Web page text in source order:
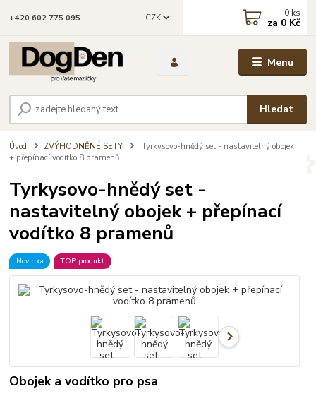
Menu
CZK
Hledat
+420 602 775 095 0 ks
za 0 Kč
Úvod ZVÝHODNĚNÉ SETY
Tyrkysovo-hnědý set - nastavitelný obojek
+ přepínací vodítko 8 pramenů
Tyrkysovo-hnědý set -
nastavitelný obojek + přepínací
vodítko 8 pramenů
Novinka TOP produkt
Obojek a vodítko pro psa